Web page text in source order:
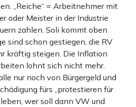
„Reiche“ = Arbeitnehmer mit
oder Meister in der Industrie
zahlen. Soli kommt oben
sind schon gestiegen, die RV
kräftig steigen. Die Inflation
lohnt sich nicht mehr.
nur noch von Bürgergeld und
fürs „protestieren für
wer soll dann VW und